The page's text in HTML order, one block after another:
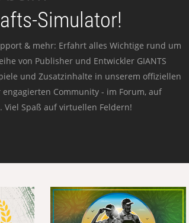
Simulator!
& mehr: Erfahrt alles Wichtige rund um
von Publisher und Entwickler GIANTS
und Zusatzinhalte in unserem offiziellen
Community - im Forum, auf
Viel Spaß auf virtuellen Feldern!